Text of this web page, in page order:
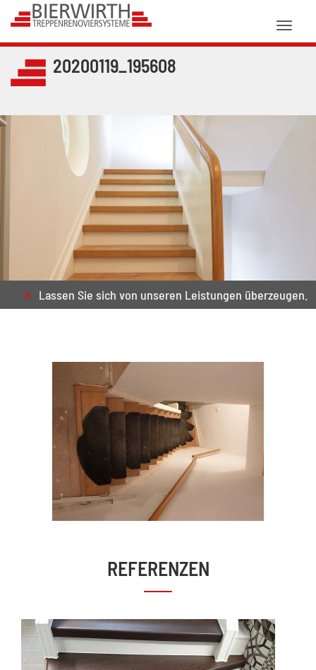
20200119_195608
Lassen Sie sich von unseren Leistungen überzeugen.
REFERENZEN